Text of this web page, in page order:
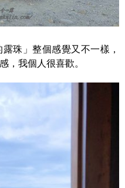
珠」整個感覺又不一樣，
，我個人很喜歡。